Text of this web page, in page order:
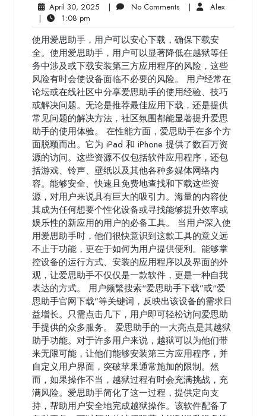
April 30, 2025April
2025
| No CommentsNo | AlexAlex
|
1:08 pm
pm
使用爱思助手，用户可以安心下载，确保下载安
全。使用爱思助手，用户可以显著降低在越狱等任
务中涉及或下载安装第三方应用程序的风险，这些
风险有时会使设备面临不必要的风险。 用户经常在
论坛或在线社区中分享爱思助手的使用经验、技巧
或解决问题。无论是推荐最佳应用下载，还是提供
常见问题的解决方法，社区氛围都能显著提升爱思
助手的使用体验。 在性能方面，爱思助手在多个方
面脱颖而出。它为 iPad 和 iPhone 提供了数百万资
源的访问。这些资源不仅包括软件应用程序，还包
括游戏、铃声、壁纸以及其他各种多媒体网络内
容。能够安全、快速且免费地查找和下载这些资
源，对用户来说具有巨大的吸引力。海量的内容使
其成为任何想要个性化设备或寻找能够提升效率或
娱乐性的新应用的用户的必备工具。 当用户深入使
用爱思助手时，他们很快意识到这款工具的意义远
不止于功能，更在于如何为用户提供便利。能够掌
控设备的运行方式、安装的应用程序以及界面的外
观，让爱思助手不仅仅是一款软件，更是一种自我
表达的方式。 用户频繁搜索“爱思助手下载”或“爱
思助手官网下载”等关键词，反映出该设备的需求日
益增长。只需点击几下，用户即可轻松访问爱思助
手提供的众多服务。 爱思助手的一大亮点是其越狱
助手功能。对于许多用户来说，越狱可以为他们带
来无限可能，让他们能够安装第三方应用程序，并
自定义用户界面，突破苹果通常施加的限制。然
而，如果操作不当，越狱过程有时会充满挑战，充
满风险。爱思助手简化了这一过程，提供定向支
持，帮助用户安全地完成越狱操作。该软件配备了